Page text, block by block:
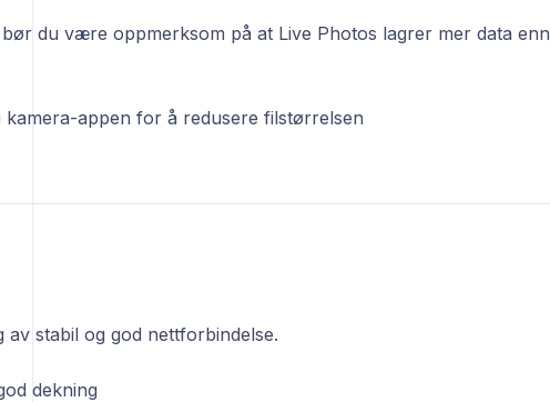
du være oppmerksom på at Live Photos lagrer mer data enn
kamera-appen for å redusere filstørrelsen
av stabil og god nettforbindelse.
dekning